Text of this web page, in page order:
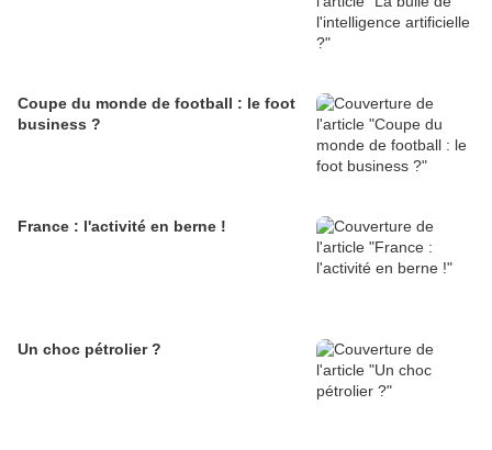
Coupe du monde de football : le foot
business ?
France : l'activité en berne !
Un choc pétrolier ?